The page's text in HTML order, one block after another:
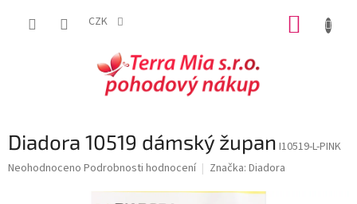
CZK
Diadora 10519 dámský župan I10519-L-PINK
Průměrné
Neohodnoceno Podrobnosti hodnocení Značka: Diadora